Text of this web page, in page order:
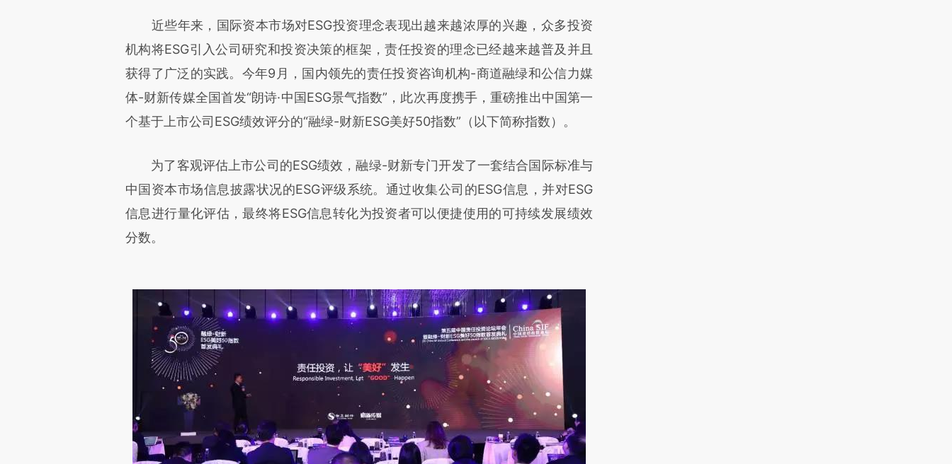
近些年来，国际资本市场对ESG投资理念表现出越来越浓厚的兴趣，众多投资
机构将ESG引入公司研究和投资决策的框架，责任投资的理念已经越来越普及并且
获得了广泛的实践。今年9月，国内领先的责任投资咨询机构-商道融绿和公信力媒
体-财新传媒全国首发“朗诗·中国ESG景气指数”，此次再度携手，重磅推出中国第一
个基于上市公司ESG绩效评分的“融绿-财新ESG美好50指数”（以下简称指数）。
为了客观评估上市公司的ESG绩效，融绿-财新专门开发了一套结合国际标准与
中国资本市场信息披露状况的ESG评级系统。通过收集公司的ESG信息，并对ESG
信息进行量化评估，最终将ESG信息转化为投资者可以便捷使用的可持续发展绩效
分数。